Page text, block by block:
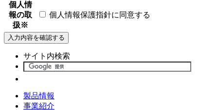
個人情
報の取
扱※
個人情報保護指針に同意する
サイト内検索
製品情報
事業紹介